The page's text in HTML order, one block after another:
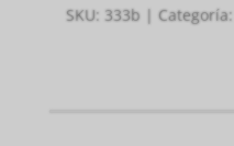
SKU: 333b Categoría: